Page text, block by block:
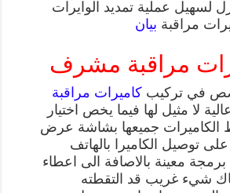
لسهيل عملية تمديد الوايرات
مراقبة بيان
مراقبة مشرف
في تركيبكاميرات مراقبة
لا مثيل لها فيما يخص اختيار
الكاميرات جميعها بشاشة عرض
توصيل الكاميرا بالهاتف
معينة بالاصافة الى اعطاء
شيء غريب قد التقطته